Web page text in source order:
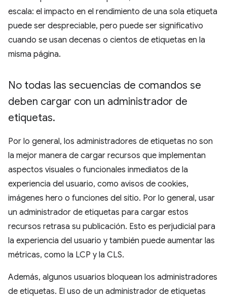
escala: el impacto en el rendimiento de una sola etiqueta
puede ser despreciable, pero puede ser significativo
cuando se usan decenas o cientos de etiquetas en la
misma página.
No todas las secuencias de comandos se
deben cargar con un administrador de
etiquetas.
Por lo general, los administradores de etiquetas no son
la mejor manera de cargar recursos que implementan
aspectos visuales o funcionales inmediatos de la
experiencia del usuario, como avisos de cookies,
imágenes hero o funciones del sitio. Por lo general, usar
un administrador de etiquetas para cargar estos
recursos retrasa su publicación. Esto es perjudicial para
la experiencia del usuario y también puede aumentar las
métricas, como la LCP y la CLS.
Además, algunos usuarios bloquean los administradores
de etiquetas. El uso de un administrador de etiquetas